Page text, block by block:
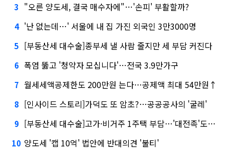
3 "오른 양도세, 결국 매수자에"…'손피' 부활할까?
4 '난 없는데…' 서울에 내 집 가진 외국인 3만3000명
5 [부동산세 대수술]종부세 낼 사람 줄지만 세 부담 커진다
6 폭염 뚫고 '청약자 모십니다'…전국 3.9만가구
7 월세세액공제한도 200만원 는다…공제액 최대 54만원↑
8 [인사이드 스토리]가덕도 또 암초?…공공공사의 '굴레'
9 [부동산세 대수술]고가·비거주 1주택 부담…'대전족'도 불똥
10 양도세 '캡 10억' 법안에 반대의견 '불티'